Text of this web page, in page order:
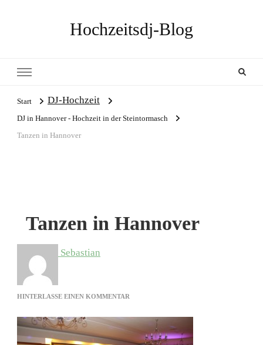
Hochzeitsdj-Blog
Start DJ-Hochzeit
DJ in Hannover - Hochzeit in der Steintormasch
Tanzen in Hannover
Tanzen in Hannover
Sebastian
HINTERLASSE EINEN KOMMENTAR
IN
HANNOVER